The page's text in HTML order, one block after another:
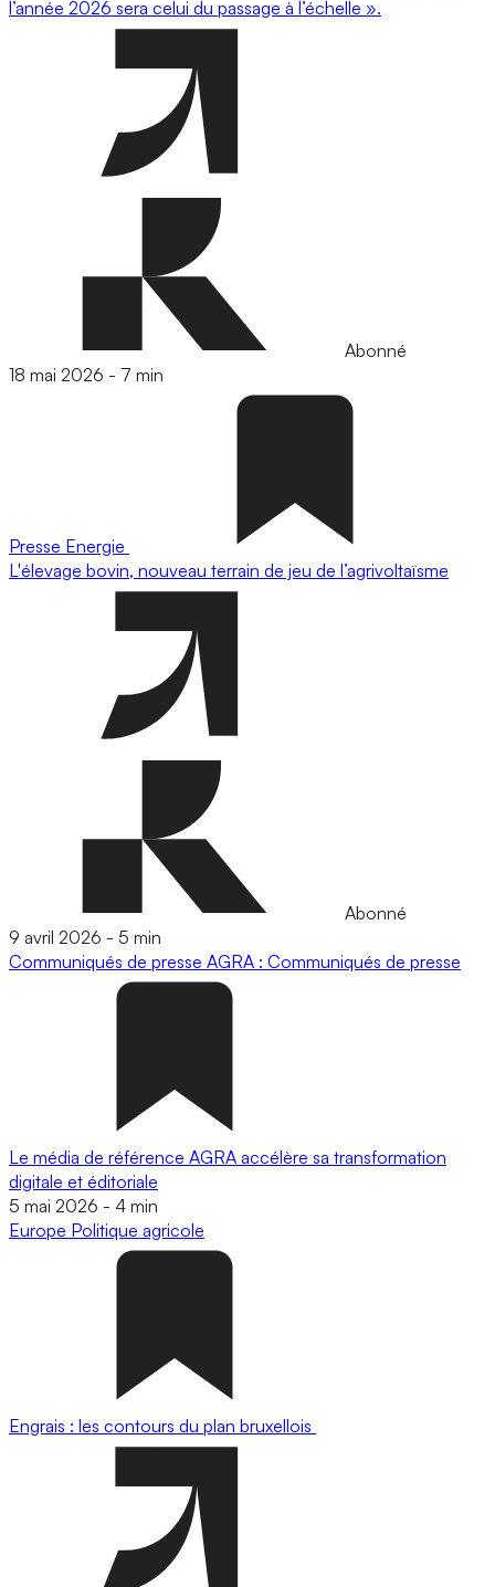
l’année 2026 sera celui du passage à l’échelle ».
Abonné
18 mai 2026 - 7 min
Presse Energie
L'élevage bovin, nouveau terrain de jeu de l’agrivoltaïsme
Abonné
9 avril 2026 - 5 min
Communiqués de presse AGRA : Communiqués de presse
Le média de référence AGRA accélère sa transformation
digitale et éditoriale
5 mai 2026 - 4 min
Europe Politique agricole
Engrais : les contours du plan bruxellois